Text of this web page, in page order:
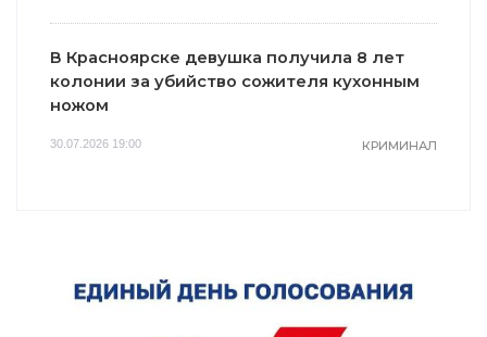
В Красноярске девушка получила 8 лет
колонии за убийство сожителя кухонным
ножом
30.07.2026 19:00 КРИМИНАЛ